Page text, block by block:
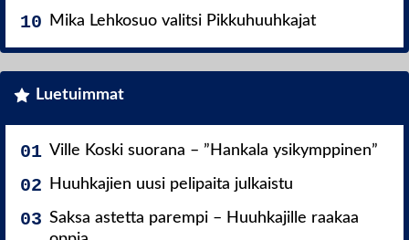
Mika Lehkosuo valitsi Pikkuhuuhkajat
Luetuimmat
Ville Koski suorana – ”Hankala ysikymppinen”
Huuhkajien uusi pelipaita julkaistu
Saksa astetta parempi – Huuhkajille raakaa